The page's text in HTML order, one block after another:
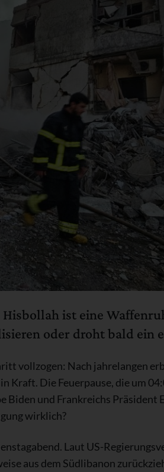
ist eine
oder droht bald ein
vollzogen: Nach jahrelangen
Kraft. Die Feuerpause, die um
und Frankreichs Präsident
wirklich?
Laut US-
aus dem Südlibanon